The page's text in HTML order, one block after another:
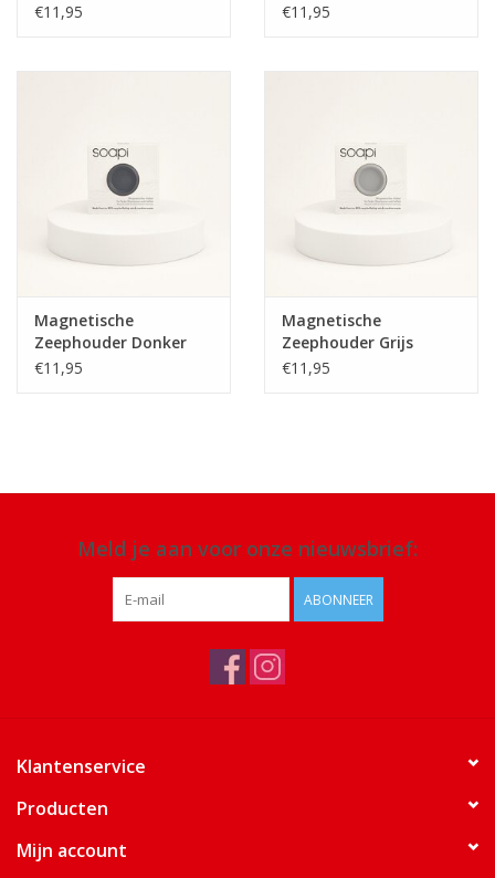
€11,95
€11,95
Magnetische
Zeephouder Donker
Grijs
€11,95
Magnetische
Zeephouder Grijs
€11,95
Meld je aan voor onze nieuwsbrief:
ABONNEER
Klantenservice
Producten
Mijn account